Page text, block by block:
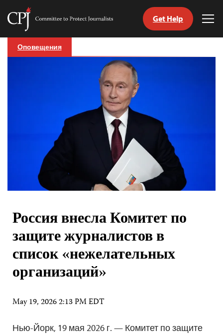
Skip
Committee
Protect
Journalists
Get Help
Оповещения
Россия внесла Комитет по
защите журналистов в
список «нежелательных
организаций»
May 19, 2026 2:13 PM EDT
Нью-Йорк, 19 мая 2026 г. — Комитет по защите